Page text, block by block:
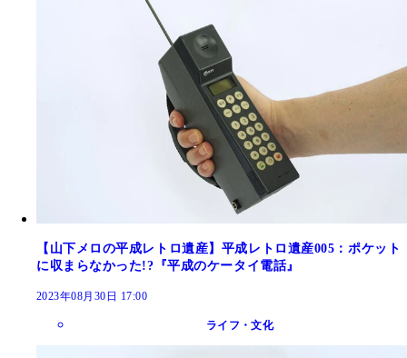
【山下メロの平成レトロ遺産】平成レトロ遺産005：ポケット
に収まらなかった!?『平成のケータイ電話』
2023年08月30日 17:00
ライフ・文化